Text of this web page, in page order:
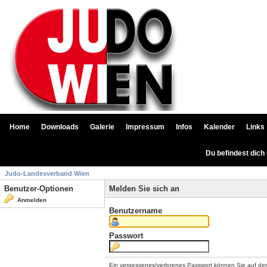
Home Downloads Galerie Impressum Infos Kalender Links
Du befindest
Judo-Landesverband Wien
Benutzer-Optionen
Anmelden
Melden Sie sich an
Benutzername
Passwort
Ein vergessenes/verlorenes Passwort können Sie auf